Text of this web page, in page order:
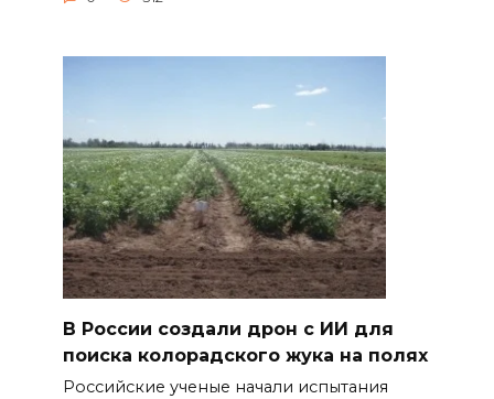
В России создали дрон с ИИ для
поиска колорадского жука на полях
Российские ученые начали испытания